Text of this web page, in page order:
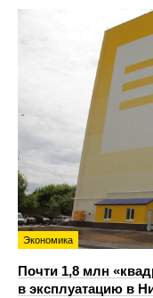
Экономика
Почти 1,8 млн
в эксплуатацию в